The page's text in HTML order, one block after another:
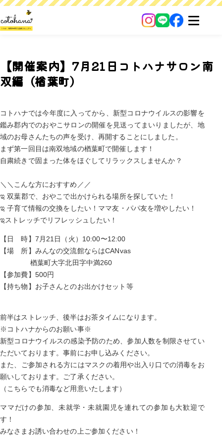
【開催案内】7月21日コトハナサロン南
双編（楢葉町）
コトハナでは今年度に入ってから、新型コロナウイルスの影響を
鑑み郡内でのおやこサロンの開催を見送ってまいりましたが、地
域のお母さんたちの声を受け、再開することにしました。
まず第一回目は南双地域の楢葉町で開催します！
自粛続きで固まった体をほぐしてリラックスしませんか？
＼＼こんな方におすすめ／／
ಇ 双葉郡で、おやこで出かけられる場所を探していた！
ಇ 子育て情報の交換をしたい！ママ友・パパ友を増やしたい！
ಇストレッチでリフレッシュしたい！
【日 時】7月21日（火）10:00〜12:00
【場 所】みんなの交流館ならはCANvas
楢葉町大字北田字中満260
【参加費】500円
【持ち物】お子さんとのお出かけセット等
前半はストレッチ、後半はお茶タイムになります。
※コトハナからのお願い事※
新型コロナウイルスの感染予防のため、参加人数を制限させてい
ただいております。事前にお申し込みください。
また、ご参加される方にはマスクの着用や出入り口での消毒をお
願いしております。ご了承ください。
（こちらでも消毒など用意いたします）
ママだけの参加、未就学・未就園児を連れての参加も大歓迎で
す！
みなさまお誘い合わせの上ご参加ください！